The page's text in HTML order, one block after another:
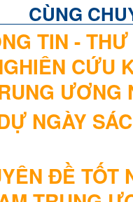
CÙNG
TIN -
CỨU
ƯƠNG
NGÀY
ĐỀ TỐT